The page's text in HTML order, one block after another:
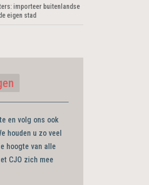
importeer buitenlandse
eigen stad
en volg ons ook
houden u zo veel
hoogte van alle
CJO zich mee